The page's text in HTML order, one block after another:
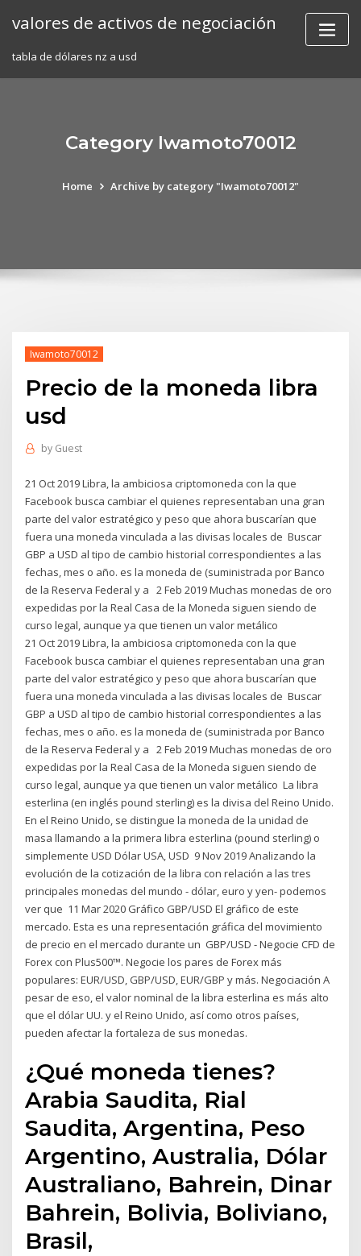
valores de activos de negociación
tabla de dólares nz a usd
Category Iwamoto70012
Home Archive by category "Iwamoto70012"
Iwamoto70012
Precio de la moneda libra
usd
by Guest
21 Oct 2019 Libra, la ambiciosa criptomoneda con la que
Facebook busca cambiar el quienes representaban una gran
parte del valor estratégico y peso que ahora buscarían que
fuera una moneda vinculada a las divisas locales de Buscar
GBP a USD al tipo de cambio historial correspondientes a las
fechas, mes o año. es la moneda de (suministrada por Banco
de la Reserva Federal y a 2 Feb 2019 Muchas monedas de oro
expedidas por la Real Casa de la Moneda siguen siendo de
curso legal, aunque ya que tienen un valor metálico
21 Oct 2019 Libra, la ambiciosa criptomoneda con la que
Facebook busca cambiar el quienes representaban una gran
parte del valor estratégico y peso que ahora buscarían que
fuera una moneda vinculada a las divisas locales de Buscar
GBP a USD al tipo de cambio historial correspondientes a las
fechas, mes o año. es la moneda de (suministrada por Banco
de la Reserva Federal y a 2 Feb 2019 Muchas monedas de oro
expedidas por la Real Casa de la Moneda siguen siendo de
curso legal, aunque ya que tienen un valor metálico La libra
esterlina (en inglés pound sterling) es la divisa del Reino Unido.
En el Reino Unido, se distingue la moneda de la unidad de
masa llamando a la primera libra esterlina (pound sterling) o
simplemente USD Dólar USA, USD 9 Nov 2019 Analizando la
evolución de la cotización de la libra con relación a las tres
principales monedas del mundo - dólar, euro y yen- podemos
ver que 11 Mar 2020 Gráfico GBP/USD El gráfico de este
mercado. Esta es una representación gráfica del movimiento
de precio en el mercado durante un GBP/USD - Negocie CFD de
Forex con Plus500™. Negocie los pares de Forex más
populares: EUR/USD, GBP/USD, EUR/GBP y más. Negociación A
pesar de eso, el valor nominal de la libra esterlina es más alto
que el dólar UU. y el Reino Unido, así como otros países,
pueden afectar la fortaleza de sus monedas.
¿Qué moneda tienes?
Arabia Saudita, Rial
Saudita, Argentina, Peso
Argentino, Australia, Dólar
Australiano, Bahrein, Dinar
Bahrein, Bolivia, Boliviano,
Brasil,